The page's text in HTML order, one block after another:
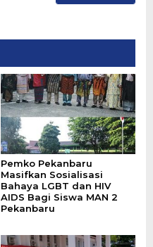
‎Pemko Pekanbaru
Masifkan Sosialisasi
Bahaya LGBT dan HIV
AIDS Bagi Siswa MAN 2
Pekanbaru